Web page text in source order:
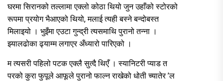
घरमा सिरानको तल्लामा एक्लो कोठा थियो जुन उहाँको स्टोरको
रूपमा प्रयोग भैआएको थियो, मलाई त्यही बस्ने बन्दोबस्त
मिलाइयो । भुइँमा एउटा गुन्द्री त्यसमाथि पुरानो तन्ना ।
झ्यालढोका ढ्याम्म लगाएर अँध्यारो पारिएको ।
म त्यसरी पहिलो पटक एक्लै सुत्दै थिएँ । स्यानिटरी प्याड त
परको कुरा फुपूले आफूले पुरानो फाल्न राखेको धोती च्यातेर ’ल